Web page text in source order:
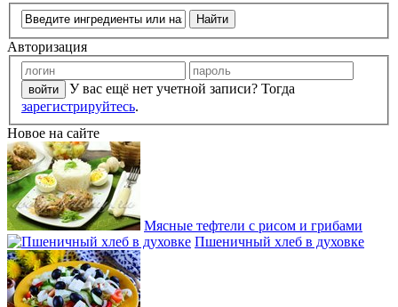
Авторизация
У вас ещё нет учетной записи? Тогда
зарегистрируйтесь.
Новое на сайте
Мясные тефтели с рисом и грибами
Пшеничный хлеб в духовке